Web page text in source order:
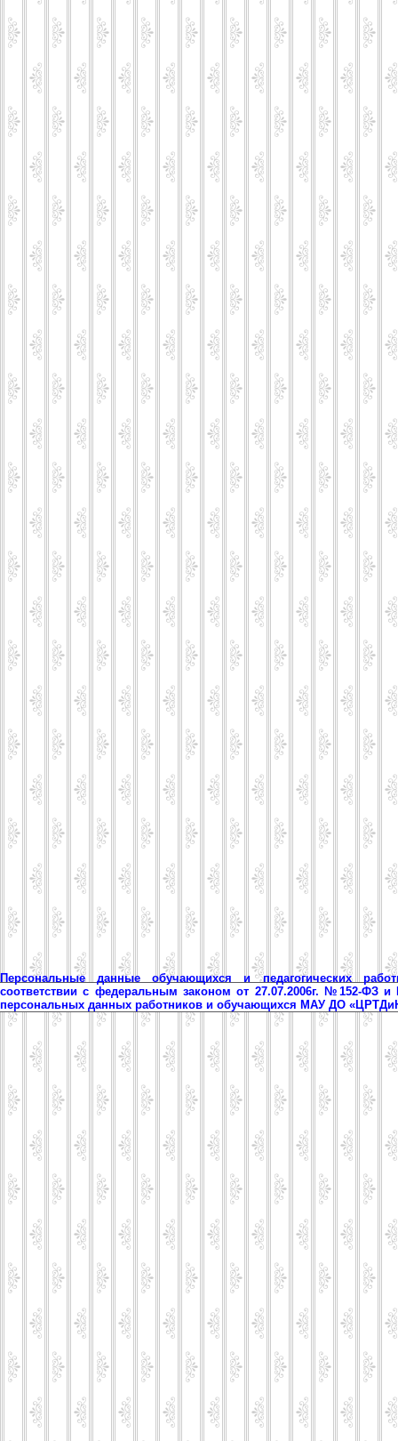
Персональные данные обучающихся и педагогических
соответствии с федеральным законом от 27.07.2006г. №152-ФЗ
персональных данных работников и обучающихся МАУ ДО